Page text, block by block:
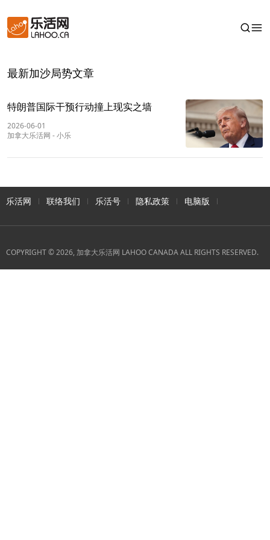
最新加沙局势文章
特朗普国际干预行动撞上现实之墙
2026-06-01
加拿大乐活网 -小乐
乐活网 联络我们 乐活号 隐私政策 电脑版
COPYRIGHT © 2026, 加拿大乐活网 LAHOO CANADA ALL RIGHTS RESERVED.